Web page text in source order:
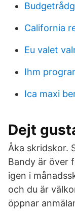
California
Eu valet
Ihm
Ica maxi
Dejt
Åka skridskor.
Bandy är över
igen i
och du är
öppnar